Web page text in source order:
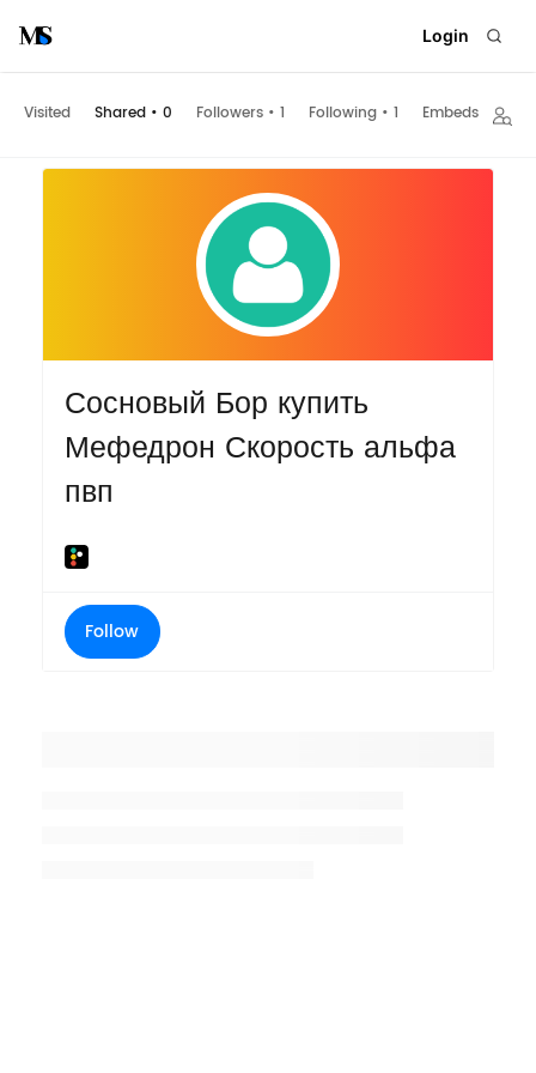
Login
Visited Shared • 0 Followers • 1 Following • 1 Embeds
Сосновый Бор купить
Мефедрон Скорость альфа
пвп
Follow